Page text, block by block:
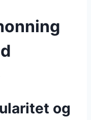
og